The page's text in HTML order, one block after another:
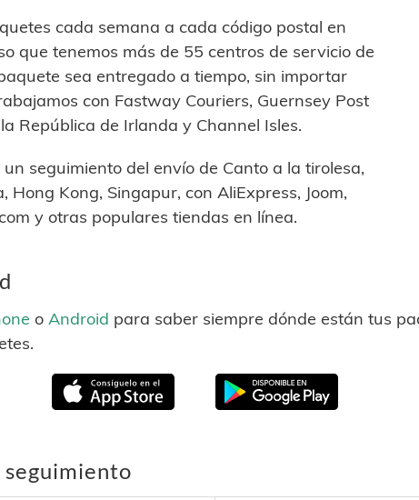
cada semana a cada código postal en
que tenemos más de 55 centros de servicio de
sea entregado a tiempo, sin importar
con Fastway Couriers, Guernsey Post
República de Irlanda y Channel Isles.
seguimiento del envío de Canto a la tirolesa,
Kong, Singapur, con AliExpress, Joom,
y otras populares tiendas en línea.
o Android para saber siempre dónde están tus
seguimiento